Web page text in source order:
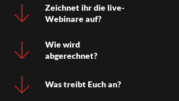
Zeichnet ihr die live-
Webinare auf?
Wie wird
abgerechnet?
Was treibt Euch an?